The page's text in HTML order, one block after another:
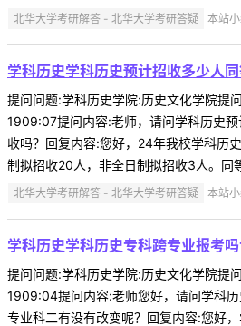
北华大学考研解答 - 北华大学考研答疑 本站
学科历史学科历史预计招收多少人
提问问题:学科历史学院:历史文化学院
1909:07提问内容:老师，请问学科历史
收吗？回复内容:您好，24年我校学科历
制拟招收20人，非全日制拟招收3人。同
北华大学考研解答 - 北华大学考研答疑 本站
学科历史学科历史专科跨专业报考
提问问题:学科历史学院:历史文化学院
1909:04提问内容:老师您好，请问学科历
专业科二有没有改变呢？回复内容:您好